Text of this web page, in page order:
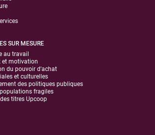
SUR MESURE
au travail
et motivation
du pouvoir d'achat
et culturelles
des politiques publiques
fragiles
titres Upcoop